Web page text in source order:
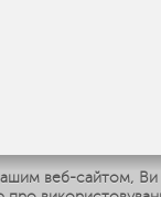
веб-сайтом, Ви